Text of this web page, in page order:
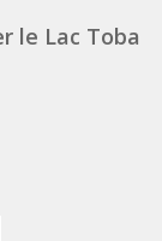
le Lac Toba